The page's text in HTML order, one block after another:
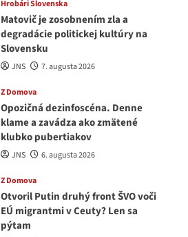
Hrobári Slovenska
Matovič je zosobnením zla a
degradácie politickej kultúry na
Slovensku
JNS 7. augusta 2026
Z Domova
Opozičná dezinfoscéna. Denne
klame a zavádza ako zmätené
klubko pubertiakov
JNS 6. augusta 2026
Z Domova
Otvoril Putin druhý front ŠVO voči
EÚ migrantmi v Ceuty? Len sa
pýtam